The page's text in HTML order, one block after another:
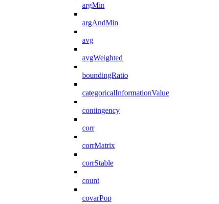
argMin
argAndMin
avg
avgWeighted
boundingRatio
categoricalInformationValue
contingency
corr
corrMatrix
corrStable
count
covarPop